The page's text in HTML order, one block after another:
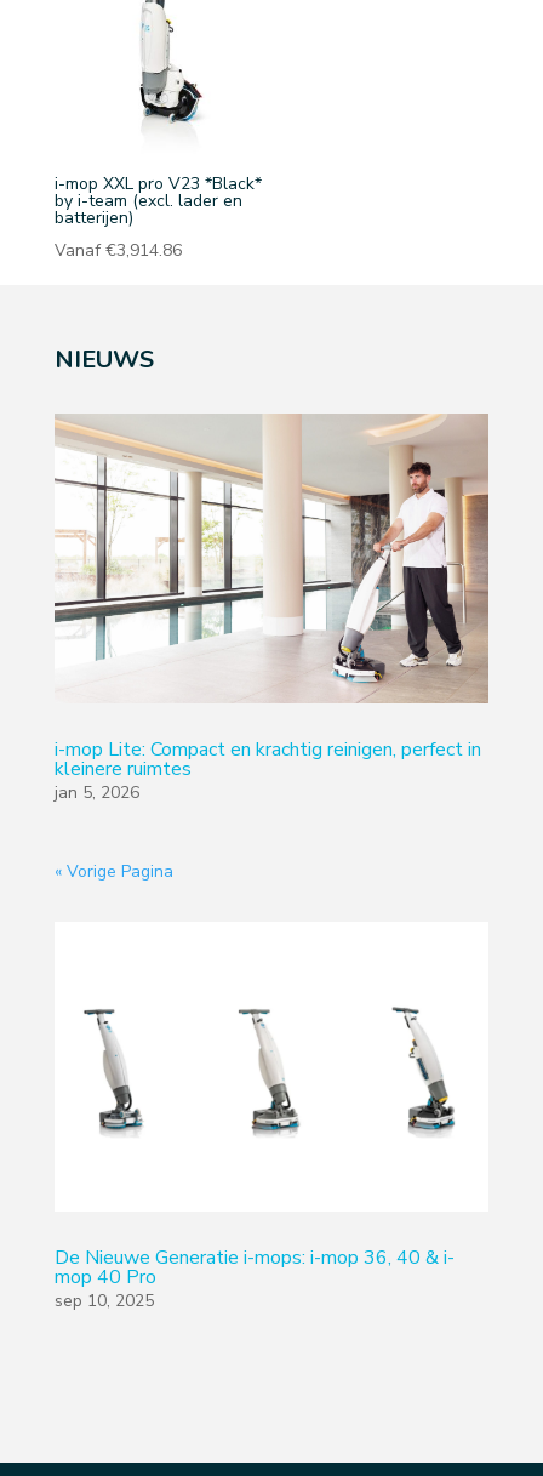
i-mop XXL pro V23 *Black*
by i-team (excl. lader en
batterijen)
Vanaf€3,914.86
NIEUWS
i-mop Lite: Compact en krachtig reinigen, perfect in
kleinere ruimtes
jan 5, 2026
« Vorige Pagina
De Nieuwe Generatie i-mops: i-mop 36, 40 & i-
mop 40 Pro
sep 10, 2025